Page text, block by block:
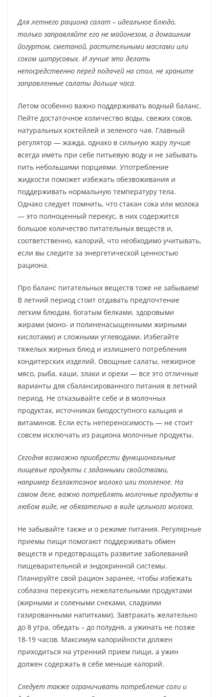
Для летнего рациона салат – идеальное блюдо,
только заправляйте его не майонезом, а домашним
йогуртом, сметаной, растительными маслами или
соком цитрусовых. И лучше это делать
непосредственно перед подачей на стол, не храните
заправленные салаты дольше часа.
Летом особенно важно поддерживать водный баланс.
Пейте достаточное количество воды, свежих соков,
натуральных коктейлей и зеленого чая. Главный
регулятор — жажда, однако в сильную жару лучше
всегда иметь при себе питьевую воду и не забывать
пить небольшими порциями. Употребление
жидкости поможет избежать обезвоживания и
поддерживать нормальную температуру тела.
Однако следует помнить, что стакан сока или молока
— это полноценный перекус, в них содержится
большое количество питательных веществ и,
соответственно, калорий, что необходимо учитывать,
если вы следите за энергетической ценностью
рациона.
Про баланс питательных веществ тоже не забываем!
В летний период стоит отдавать предпочтение
легким блюдам, богатым белками, здоровыми
жирами (моно- и полиненасыщенными жирными
кислотами) и сложными углеводами. Избегайте
тяжелых жирных блюд и излишнего потребления
кондитерских изделий. Овощные салаты, нежирное
мясо, рыба, каши, злаки и орехи — все это отличные
варианты для сбалансированного питания в летний
период. Не отказывайте себе и в молочных
продуктах, источниках биодоступного кальция и
витаминов. Если есть непереносимость — не стоит
совсем исключать из рациона молочные продукты.
Сегодня возможно приобрести функциональные
пищевые продукты с заданными свойствами,
например безлактозное молоко или топленое. На
самом деле, важно потреблять молочные продукты в
любом виде, не обязательно в виде цельного молока.
Не забывайте также и о режиме питания. Регулярные
приемы пищи помогают поддерживать обмен
веществ и предотвращать развитие заболеваний
пищеварительной и эндокринной системы.
Планируйте свой рацион заранее, чтобы избежать
соблазна перекусить нежелательными продуктами
(жирными и солеными снеками, сладкими
газированными напитками). Завтракать желательно
до 8 утра, обедать – до полудня, а ужинать не позже
18-19 часов. Максимум калорийности должен
приходиться на утренний прием пищи, а ужин
должен содержать в себе меньше калорий.
Следует также ограничивать потребление соли и